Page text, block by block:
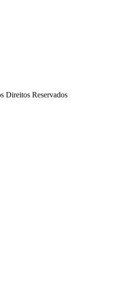
Direitos Reservados